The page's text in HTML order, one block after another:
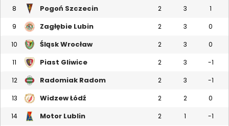
8 Pogoń Szczecin 2 3 1
9 Zagłębie Lubin 2 3 0
10 Śląsk Wrocław 2 3 0
11 Piast Gliwice 2 3 -1
12 Radomiak Radom 2 3 -1
13 Widzew Łódź 2 2 0
14 Motor Lublin 2 1 -1